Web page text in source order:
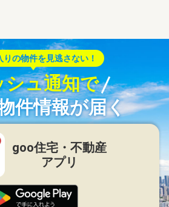
りの物件を見逃さない！
シュ通知で
件情報が届く
goo住宅・不動産
アプリ